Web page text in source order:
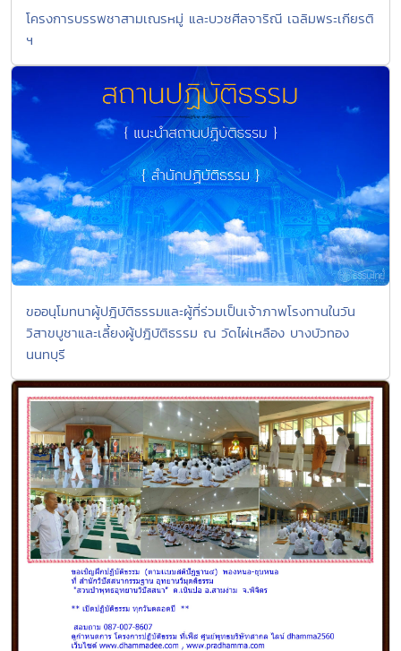
โครงการบรรพชาสามเณรหมู่ และบวชศีลจาริณี เฉลิมพระเกียรติ
ฯ
ขออนุโมทนาผู้ปฎิบัติธรรมและผู้ที่ร่วมเป็นเจ้าภาพโรงทานในวัน
วิสาขบูชาและเลี้ยงผู้ปฎิบัติธรรม ณ วัดไผ่เหลือง บางบัวทอง
นนทบุรี